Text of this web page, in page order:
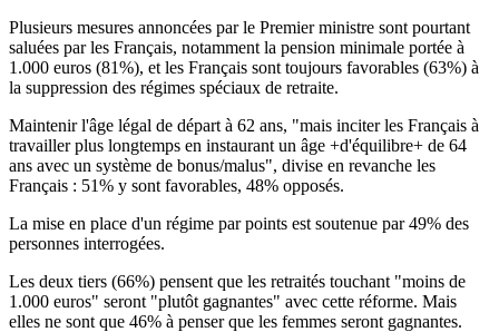
Plusieurs mesures annoncées par le Premier ministre sont pourtant
saluées par les Français, notamment la pension minimale portée à
1.000 euros (81%), et les Français sont toujours favorables (63%) à
la suppression des régimes spéciaux de retraite.
Maintenir l'âge légal de départ à 62 ans, "mais inciter les Français à
travailler plus longtemps en instaurant un âge +d'équilibre+ de 64
ans avec un système de bonus/malus", divise en revanche les
Français : 51% y sont favorables, 48% opposés.
La mise en place d'un régime par points est soutenue par 49% des
personnes interrogées.
Les deux tiers (66%) pensent que les retraités touchant "moins de
1.000 euros" seront "plutôt gagnantes" avec cette réforme. Mais
elles ne sont que 46% à penser que les femmes seront gagnantes.